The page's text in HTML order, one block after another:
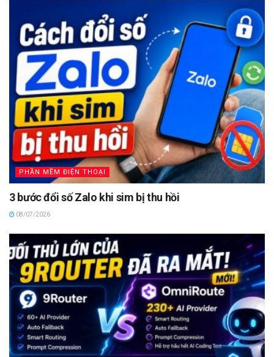
PHẦN MỀM ĐIỆN THOẠI
3 bước đổi số Zalo khi sim bị thu hồi
08/07/2026